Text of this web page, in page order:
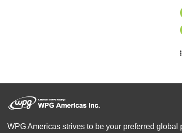
WPG Americas strives to be your preferred global